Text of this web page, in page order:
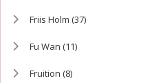
Friis Holm (37)
Fu Wan (11)
Fruition (8)